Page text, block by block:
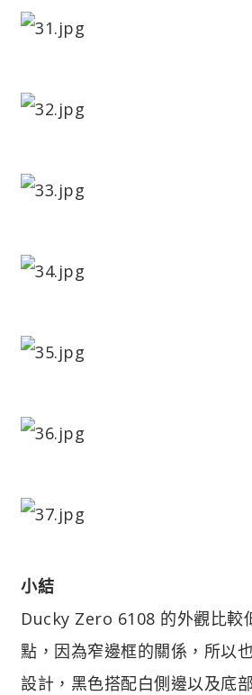
小結
Ducky Zero 6108 的外觀比較
點，因為窄邊框的關係，所以
設計，黑色搭配白側邊以及底